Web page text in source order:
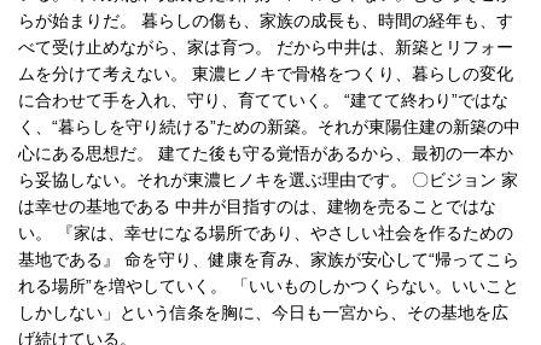
らが始まりだ。 暮らしの傷も、家族の成長も、時間の経年も、す
べて受け止めながら、家は育つ。 だから中井は、新築とリフォー
ムを分けて考えない。 東濃ヒノキで骨格をつくり、暮らしの変化
に合わせて手を入れ、守り、育てていく。 “建てて終わり”ではな
く、“暮らしを守り続ける”ための新築。それが東陽住建の新築の中
心にある思想だ。 建てた後も守る覚悟があるから、最初の一本か
ら妥協しない。それが東濃ヒノキを選ぶ理由です。 〇ビジョン 家
は幸せの基地である 中井が目指すのは、建物を売ることではな
い。 『家は、幸せになる場所であり、やさしい社会を作るための
基地である』 命を守り、健康を育み、家族が安心して“帰ってこら
れる場所”を増やしていく。 「いいものしかつくらない。いいこと
しかしない」という信条を胸に、今日も一宮から、その基地を広
げ続けている。